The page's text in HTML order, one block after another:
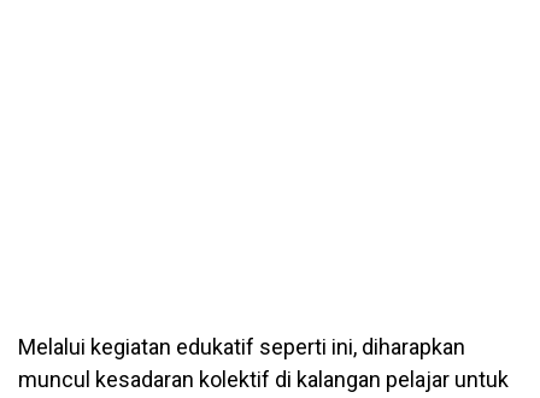
Melalui kegiatan edukatif seperti ini, diharapkan
muncul kesadaran kolektif di kalangan pelajar untuk